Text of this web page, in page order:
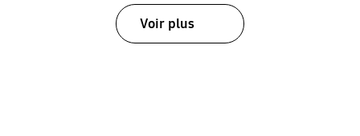
Voir plus